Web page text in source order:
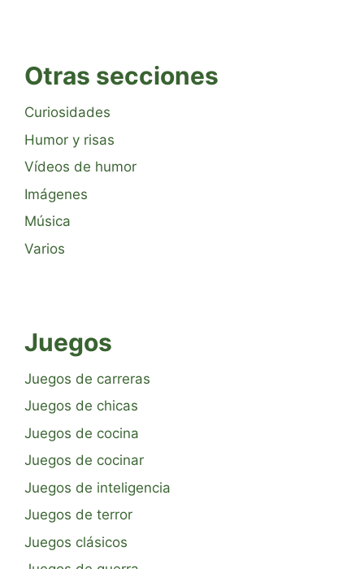
Otras secciones
Curiosidades
Humor y risas
Vídeos de humor
Imágenes
Música
Varios
Juegos
Juegos de carreras
Juegos de chicas
Juegos de cocina
Juegos de cocinar
Juegos de inteligencia
Juegos de terror
Juegos clásicos